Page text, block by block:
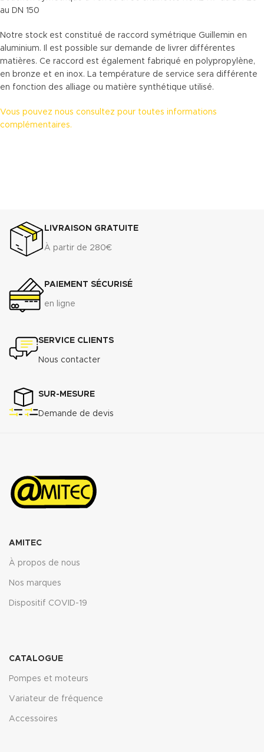
au DN 150
Notre stock est constitué de raccord symétrique Guillemin en
aluminium. Il est possible sur demande de livrer différentes
matières. Ce raccord est également fabriqué en polypropylène,
en bronze et en inox. La température de service sera différente
en fonction des alliage ou matière synthétique utilisé.
Vous pouvez nous consultez pour toutes informations
complémentaires.
LIVRAISON GRATUITE
À partir de 280€
PAIEMENT SÉCURISÉ
en ligne
SERVICE CLIENTS
Nous contacter
SUR-MESURE
Demande de devis
AMITEC
À propos de nous
Nos marques
Dispositif COVID-19
CATALOGUE
Pompes et moteurs
Variateur de fréquence
Accessoires